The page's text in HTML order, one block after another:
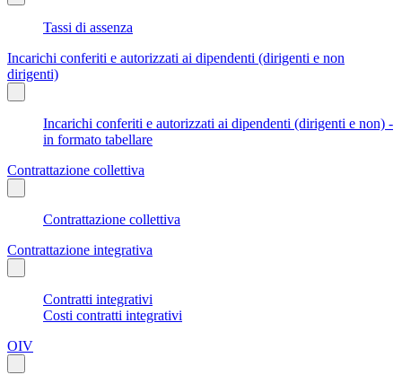
Tassi di assenza
Incarichi conferiti e autorizzati ai dipendenti (dirigenti e non
dirigenti)
Incarichi conferiti e autorizzati ai dipendenti (dirigenti e non) -
in formato tabellare
Contrattazione collettiva
Contrattazione collettiva
Contrattazione integrativa
Contratti integrativi
Costi contratti integrativi
OIV